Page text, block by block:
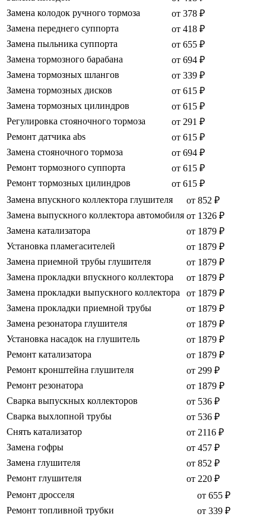
Замена колодок ручного тормоза
от 378 ₽
Замена переднего суппорта
от 418 ₽
Замена пыльника суппорта
от 655 ₽
Замена тормозного барабана
от 694 ₽
Замена тормозных шлангов
от 339 ₽
Замена тормозных дисков
от 615 ₽
Замена тормозных цилиндров
от 615 ₽
Регулировка стояночного тормоза
от 291 ₽
Ремонт датчика abs
от 615 ₽
Замена стояночного тормоза
от 694 ₽
Ремонт тормозного суппорта
от 615 ₽
Ремонт тормозных цилиндров
от 615 ₽
Замена впускного коллектора глушителя
от 852 ₽
Замена выпускного коллектора автомобиля от 1326 ₽
Замена катализатора
от 1879 ₽
Установка пламегасителей
от 1879 ₽
Замена приемной трубы глушителя
от 1879 ₽
Замена прокладки впускного коллектора
от 1879 ₽
Замена прокладки выпускного коллектора
от 1879 ₽
Замена прокладки приемной трубы
от 1879 ₽
Замена резонатора глушителя
от 1879 ₽
Установка насадок на глушитель
от 1879 ₽
Ремонт катализатора
от 1879 ₽
Ремонт кронштейна глушителя
от 299 ₽
Ремонт резонатора
от 1879 ₽
Сварка выпускных коллекторов
от 536 ₽
Сварка выхлопной трубы
от 536 ₽
Снять катализатор
от 2116 ₽
Замена гофры
от 457 ₽
Замена глушителя
от 852 ₽
Ремонт глушителя
от 220 ₽
Ремонт дросселя
от 655 ₽
Ремонт топливной трубки
от 339 ₽